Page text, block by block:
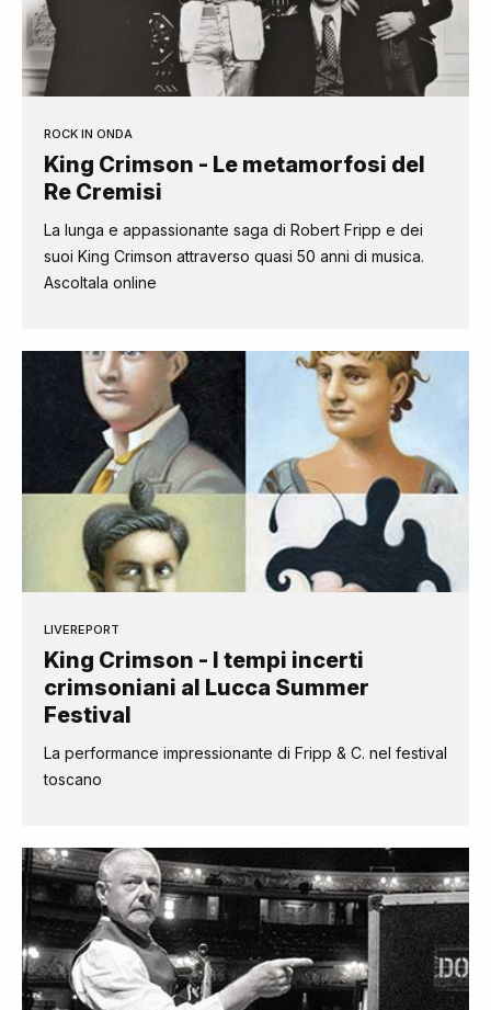
ROCK IN ONDA
King Crimson - Le metamorfosi del
Re Cremisi
La lunga e appassionante saga di Robert Fripp e dei
suoi King Crimson attraverso quasi 50 anni di musica.
Ascoltala online
LIVEREPORT
King Crimson - I tempi incerti
crimsoniani al Lucca Summer
Festival
La performance impressionante di Fripp & C. nel festival
toscano